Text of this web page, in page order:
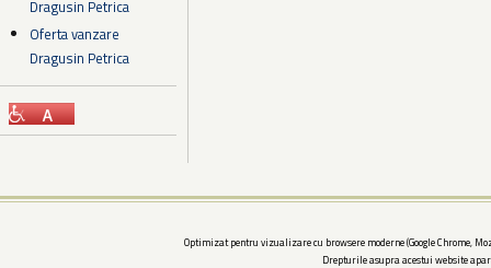
Dragusin Petrica
Oferta vanzare
Dragusin Petrica
Optimizat pentru vizualizare cu browsere moderne (Google Chrome,
Drepturile asupra acestui website